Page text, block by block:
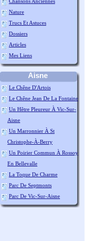
Nature
Trucs Et Astuces
Dossiers
Articles
Mes Liens
Aisne
Le Chêne D'Artois
Le Chêne Jean De La Fontaine
Un Hêtre Pleureur À Vic-Sur-
Aisne
Un Marronnier À St
Christophe-À-Berry
Un Poirier Commun À Rossoy
En Bellevalle
La Toque De Charme
Parc De Septmonts
Parc De Vic-Sur-Aisne